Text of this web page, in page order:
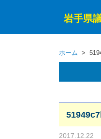
岩手県
ホーム >
2017.12.22